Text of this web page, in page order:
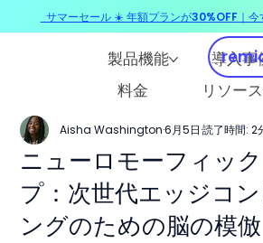
製品機能
導入事
料金
リソース
ニューロモーフィッ
プ：次世代エッジコ
ングのための脳の模倣
Aisha Washington 6月5日 読了時間: 2
サマーセール ☀️ 年額プランが30%OFF｜今